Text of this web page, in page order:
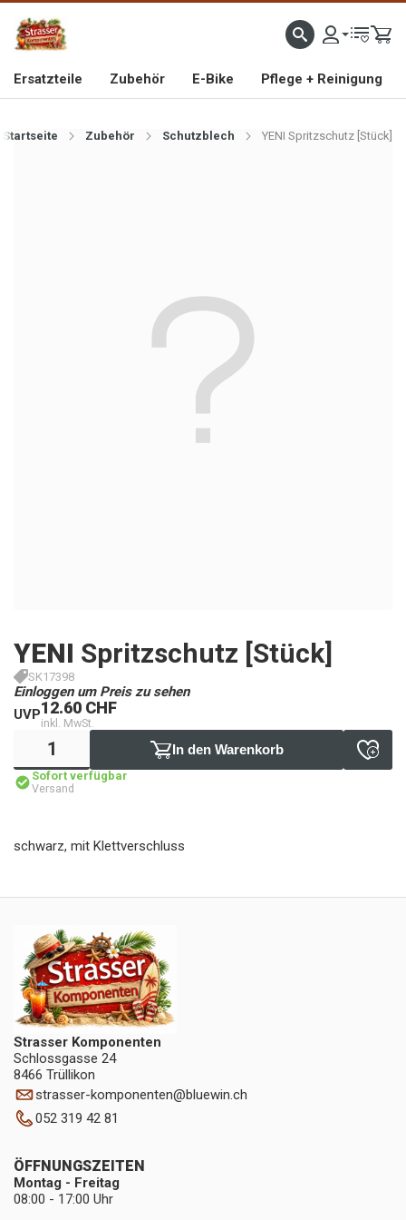
IMPORTEUR VON HOCHWERTIGEN FAHRRAD- UND MOFAERSATZTEILEN SEIT 1993
Ersatzteile Zubehör E-Bike Pflege + Reinigung
Startseite Zubehör Schutzblech YENI Spritzschutz [Stück]
YENI Spritzschutz [Stück]
SK17398
Einloggen um Preis zu sehen
UVP12.60 CHF
inkl. MwSt.
In den Warenkorb
Sofort verfügbar
Versand
schwarz, mit Klettverschluss
Strasser Komponenten
Schlossgasse 24
8466 Trüllikon
strasser-komponenten@bluewin.ch
052 319 42 81
ÖFFNUNGSZEITEN
Montag - Freitag
08:00 - 17:00 Uhr